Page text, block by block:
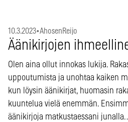
10.3.2023•AhosenReijo
Äänikirjojen
Olen aina ollut innokas lukija.
uppoutumista ja unohtaa kaiken
kun löysin äänikirjat, huomasin
kuuntelua vielä enemmän.
äänikirjoja matkustaessani